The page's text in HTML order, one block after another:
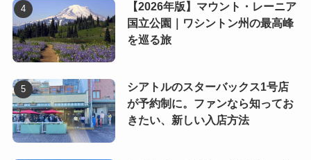
【2026年版】マウント・レーニア
国立公園｜ワシントン州の最高峰
を巡る旅
シアトルのスターバックス1号店
が予約制に。ファンなら知ってお
きたい、新しい入店方法